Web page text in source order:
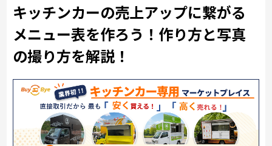
キッチンカーの売上アップに繋がる
メニュー表を作ろう！作り方と写真
の撮り方を解説！